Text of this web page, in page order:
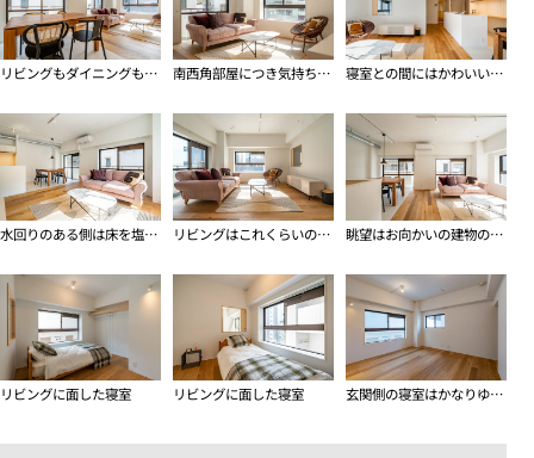
リビングもダイニングも、どちらもゆったりとした広さ 南西角部屋につき気持ちのいい光が入ってきます 寝室との間にはかわいい小窓も
水回りのある側は床を塩ビタイルに切り替えています リビングはこれくらいの広さがあるとうれしいですよね 眺望はお向かいの建物の外壁と廊下ですが、視線はあまり気になりません
リビングに面した寝室 リビングに面した寝室 玄関側の寝室はかなりゆったり